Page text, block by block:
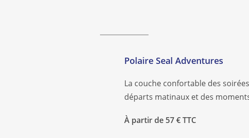
Polaire Seal Adventures
La couche confortable des
départs matinaux et des
À partir de 57 € TTC